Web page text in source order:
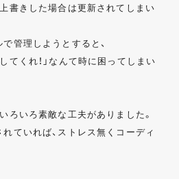
書きした場合は更新されてしまい
管理しようとすると、
てくれ！」なんて時に困ってしまい
ろいろ素敵な工夫がありました。
ていれば、ストレス無くコーディ